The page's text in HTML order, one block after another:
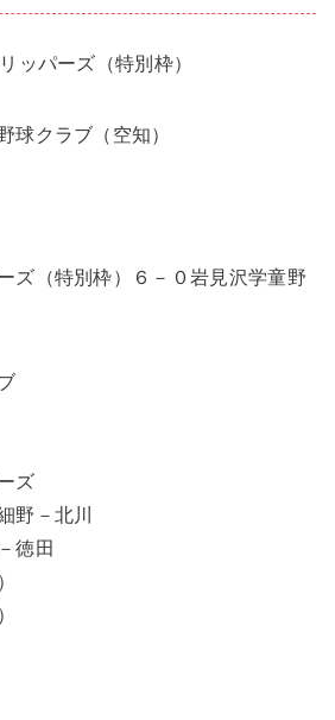
パーズ（特別枠）
クラブ（空知）
ズ（特別枠）６－０岩見沢学童野
ズ
野－北川
徳田